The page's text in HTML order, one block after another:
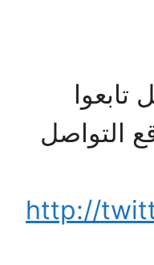
تابعوا
التواصل
http://